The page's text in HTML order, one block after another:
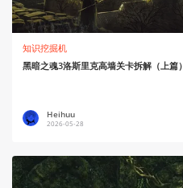
知识挖掘机
黑暗之魂3洛斯里克高墙关卡拆解（上篇）
Heihuu
2026-05-28